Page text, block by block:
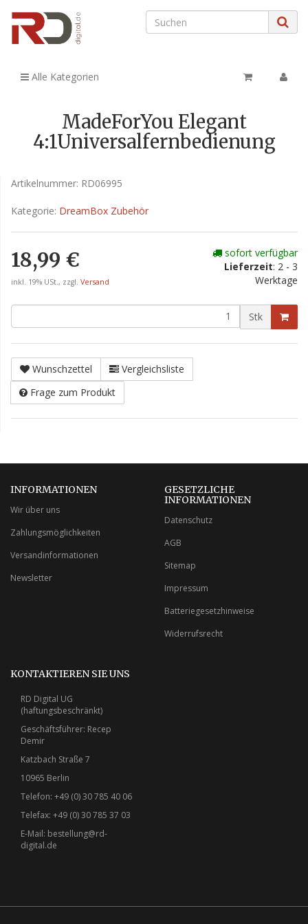
Alle Kategorien
MadeForYou Elegant
4:1Universalfernbedienung
Artikelnummer: RD06995
Kategorie: DreamBox Zubehör
18,99 €
inkl. 19% USt., zzgl. Versand
sofort verfügbar
Lieferzeit: 2 - 3
Werktage
Stk
Wunschzettel
Vergleichsliste
Frage zum Produkt
INFORMATIONEN
Wir über uns
Zahlungsmöglichkeiten
Versandinformationen
Newsletter
GESETZLICHE
INFORMATIONEN
Datenschutz
AGB
Sitemap
Impressum
Batteriegesetzhinweise
Widerrufsrecht
KONTAKTIEREN SIE UNS
RD Digital UG
(haftungsbeschränkt)
Geschäftsführer: Recep
Demir
Katzbach Straße 7
10965 Berlin
Telefon: +49 (0) 30 785 40 06
Telefax: +49 (0) 30 785 37 03
E-Mail: bestellung@rd-
digital.de